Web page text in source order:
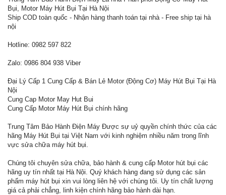
Bụi, Motor Máy Hút Bụi Tại Hà Nội
Ship COD toàn quốc - Nhận hàng thanh toán tại nhà - Free ship tại hà
nội
Hotline: 0982 597 822
Zalo: 0986 804 938 Viber
Đại Lý Cấp 1 Cung Cấp & Bán Lẻ Motor (Động Cơ) Máy Hút Bụi Tại Hà
Nội
Cung Cap Motor May Hut Bui
Cung Cấp Motor Máy Hút Bụi chính hãng
Trung Tâm Bảo Hành Điện Máy Được sự uỷ quyền chính thức của các
hãng Máy Hút Bụi tại Việt Nam với kinh nghiệm nhiều năm trong lĩnh
vực sửa chữa máy hút bụi.
Chúng tôi chuyên sửa chữa, bảo hành & cung cấp Motor hút bụi các
hãng uy tín nhất tại Hà Nội. Quý khách hàng đang sử dụng các sản
phẩm máy hút bụi xin vui lòng liên hệ với chúng tôi. Uy tín chất lượng
giá cả phải chẳng, linh kiện chính hãng bảo hành dài hạn.